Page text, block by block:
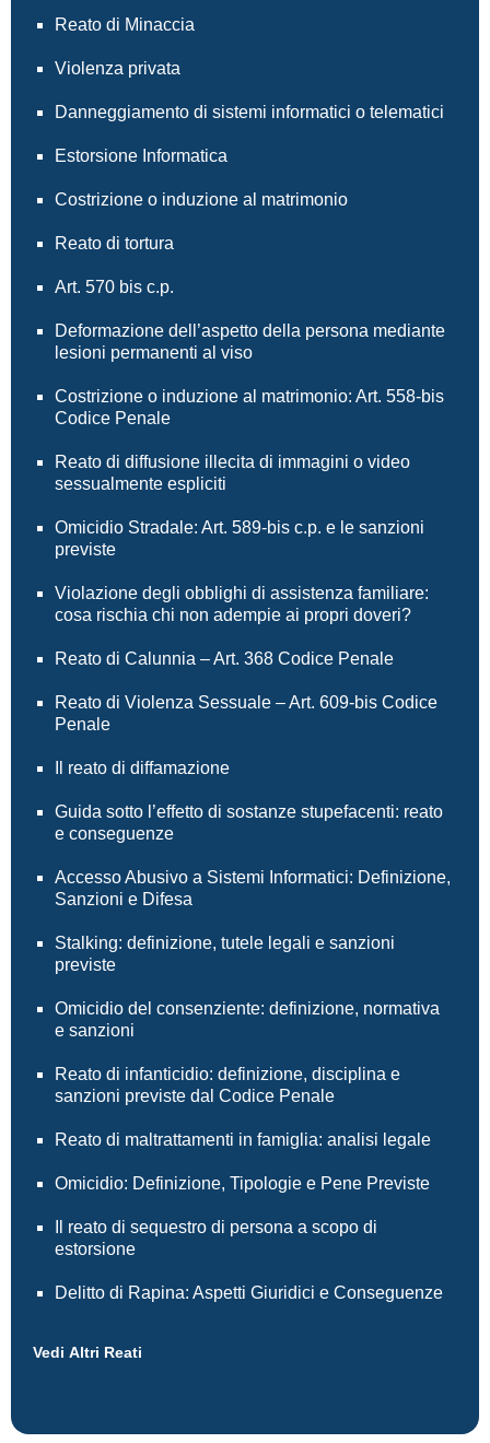
Reato di Minaccia
Violenza privata
Danneggiamento di sistemi informatici o telematici
Estorsione Informatica
Costrizione o induzione al matrimonio
Reato di tortura
Art. 570 bis c.p.
Deformazione dell’aspetto della persona mediante
lesioni permanenti al viso
Costrizione o induzione al matrimonio: Art. 558-bis
Codice Penale
Reato di diffusione illecita di immagini o video
sessualmente espliciti
Omicidio Stradale: Art. 589-bis c.p. e le sanzioni
previste
Violazione degli obblighi di assistenza familiare:
cosa rischia chi non adempie ai propri doveri?
Reato di Calunnia – Art. 368 Codice Penale
Reato di Violenza Sessuale – Art. 609-bis Codice
Penale
Il reato di diffamazione
Guida sotto l’effetto di sostanze stupefacenti: reato
e conseguenze
Accesso Abusivo a Sistemi Informatici: Definizione,
Sanzioni e Difesa
Stalking: definizione, tutele legali e sanzioni
previste
Omicidio del consenziente: definizione, normativa
e sanzioni
Reato di infanticidio: definizione, disciplina e
sanzioni previste dal Codice Penale
Reato di maltrattamenti in famiglia: analisi legale
Omicidio: Definizione, Tipologie e Pene Previste
Il reato di sequestro di persona a scopo di
estorsione
Delitto di Rapina: Aspetti Giuridici e Conseguenze
Vedi Altri Reati